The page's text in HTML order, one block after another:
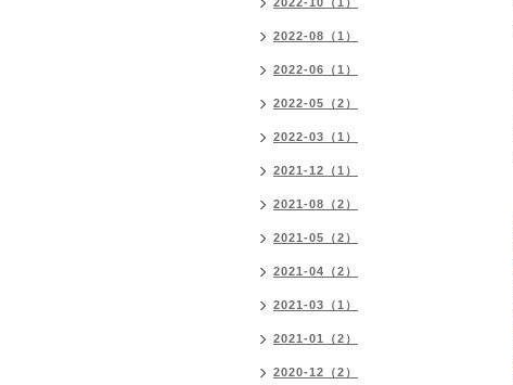
2022-08（1）
2022-06（1）
2022-05（2）
2022-03（1）
2021-12（1）
2021-08（2）
2021-05（2）
2021-04（2）
2021-03（1）
2021-01（2）
2020-12（2）